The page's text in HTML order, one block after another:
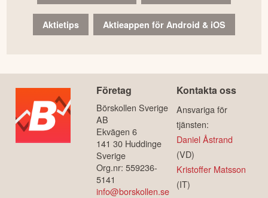
Aktietips Aktieappen för Android & iOS
Företag
Börskollen Sverige
AB
Ekvägen 6
141 30 Huddinge
Sverige
Org.nr: 559236-
5141
info@borskollen.se
Kontakta oss
Ansvariga för
tjänsten:
Daniel Åstrand
(VD)
Kristoffer Matsson
(IT)